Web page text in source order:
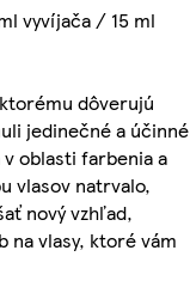
vyvíjača / 15 ml
dôverujú
jedinečné a účinné
oblasti farbenia a
vlasov natrvalo,
nový vzhľad,
na vlasy, ktoré vám